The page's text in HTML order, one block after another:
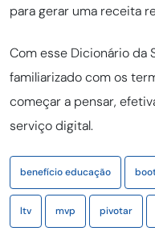
para gerar uma receita
Com esse Dicionário da
familiarizado com os
começar a pensar,
serviço digital.
benefício educação
ltv mvp pivotar